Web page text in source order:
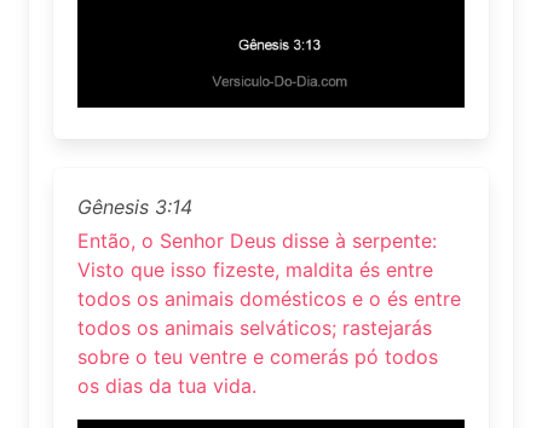
Gênesis 3:14
Então, o Senhor Deus disse à serpente:
Visto que isso fizeste, maldita és entre
todos os animais domésticos e o és entre
todos os animais selváticos; rastejarás
sobre o teu ventre e comerás pó todos
os dias da tua vida.